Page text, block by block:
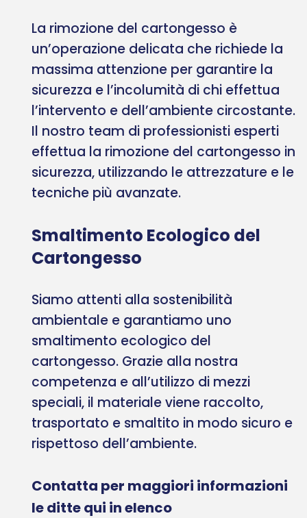
La rimozione del cartongesso è
un’operazione delicata che richiede la
massima attenzione per garantire la
sicurezza e l’incolumità di chi effettua
l’intervento e dell’ambiente circostante.
Il nostro team di professionisti esperti
effettua la rimozione del cartongesso in
sicurezza, utilizzando le attrezzature e le
tecniche più avanzate.
Smaltimento Ecologico del
Cartongesso
Siamo attenti alla sostenibilità
ambientale e garantiamo uno
smaltimento ecologico del
cartongesso. Grazie alla nostra
competenza e all’utilizzo di mezzi
speciali, il materiale viene raccolto,
trasportato e smaltito in modo sicuro e
rispettoso dell’ambiente.
Contatta per maggiori informazioni
le ditte qui in elenco